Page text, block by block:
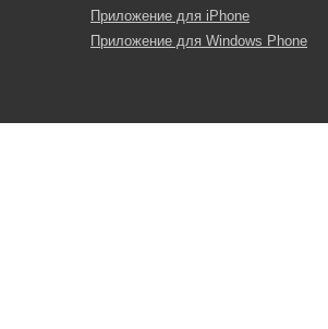
Приложение для iPhone
Приложение для Windows Phone